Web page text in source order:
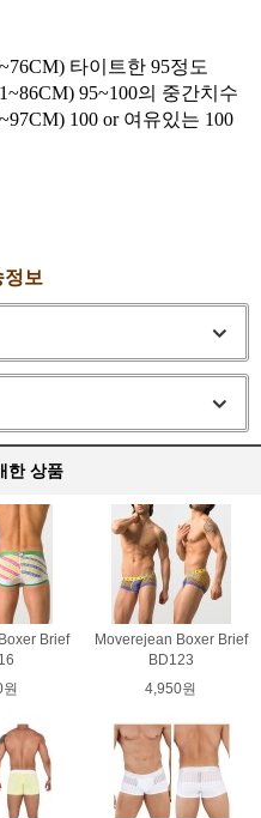
타이트한 95정도
95~100의 중간치수
100 or 여유있는 100
한 상품
Brief
Moverejean Boxer Brief
BD123
4,950원